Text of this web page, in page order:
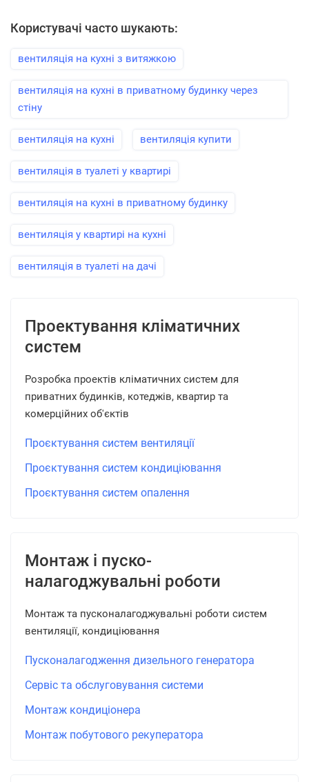
Користувачі часто шукають:
вентиляція на кухні з витяжкою
вентиляція на кухні в приватному будинку через
стіну
вентиляція на кухні вентиляція купити
вентиляція в туалеті у квартирі
вентиляція на кухні в приватному будинку
вентиляція у квартирі на кухні
вентиляція в туалеті на дачі
Проектування кліматичних
систем
Розробка проектів кліматичних систем для
приватних будинків, котеджів, квартир та
комерційних об'єктів
Проєктування систем вентиляції
Проєктування систем кондиціювання
Проєктування систем опалення
Монтаж і пуско-
налагоджувальні роботи
Монтаж та пусконалагоджувальні роботи систем
вентиляції, кондиціювання
Пусконалагодження дизельного генератора
Сервіс та обслуговування системи
Монтаж кондиціонера
Монтаж побутового рекуператора